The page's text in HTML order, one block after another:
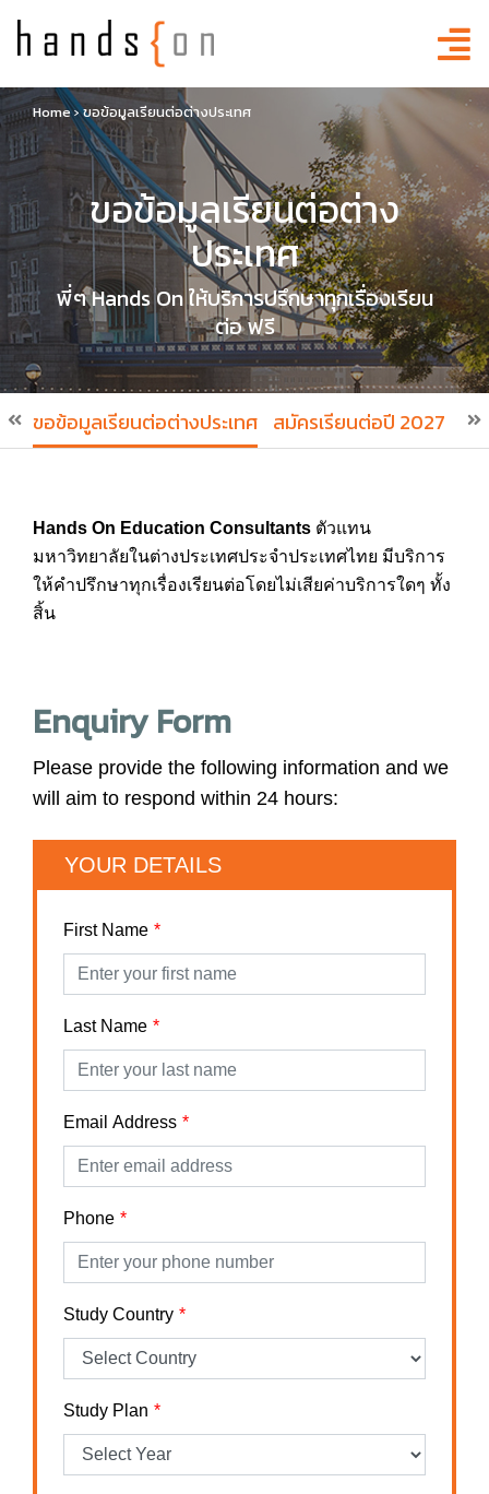
Home›ขอข้อมูลเรียนต่อต่างประเทศ
ขอข้อมูลเรียนต่อต่าง
ประเทศ
พี่ๆ Hands On ให้บริการปรึกษาทุกเรื่องเรียน
ต่อ ฟรี
ขอข้อมูลเรียนต่อต่างประเทศ สมัครเรียนต่อปี 2027 ส
Hands On Education Consultants ตัวแทน
มหาวิทยาลัยในต่างประเทศประจำประเทศไทย มีบริการ
ให้คำปรึกษาทุกเรื่องเรียนต่อโดยไม่เสียค่าบริการใดๆ ทั้ง
สิ้น
Enquiry Form
Please provide the following information and we
will aim to respond within 24 hours:
YOUR DETAILS
First Name
Last Name
Email Address
Phone
Study Country
Study Plan